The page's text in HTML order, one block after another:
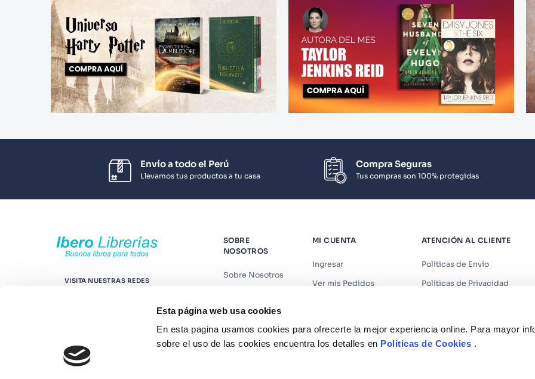
Esta página web usa cookies
En esta pagina usamos cookies para ofrecerte la mejor experiencia online. Para mayor
sobre el uso de las cookies encuentra los detalles en Politicas de Cookies .
Envío a todo el Perú
Llevamos tus productos a tu casa
Compra Seguras
Tus compras son 100% protegidas
VISITA NUESTRAS REDES
SOBRE
NOSOTROS
Sobre Nosotros
Contáctanos
Suscríbete
MI CUENTA
Ingresar
Ver mis Pedidos
Recuperar Contraseña
ATENCIÓN AL CLIENTE
Políticas de Envío
Políticas de Privacidad
Términos y Condiciones